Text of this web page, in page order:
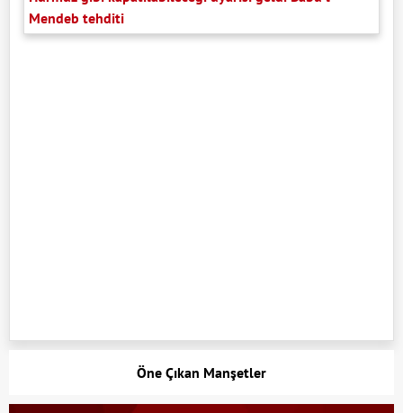
Mendeb tehditi
Öne Çıkan Manşetler